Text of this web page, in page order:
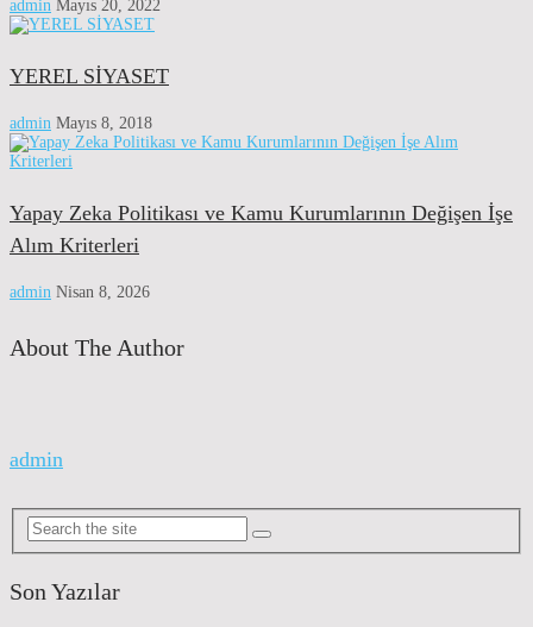
admin Mayıs 20, 2022
YEREL SİYASET
admin Mayıs 8, 2018
Yapay Zeka Politikası ve Kamu Kurumlarının Değişen İşe
Alım Kriterleri
admin Nisan 8, 2026
About The Author
admin
Son Yazılar